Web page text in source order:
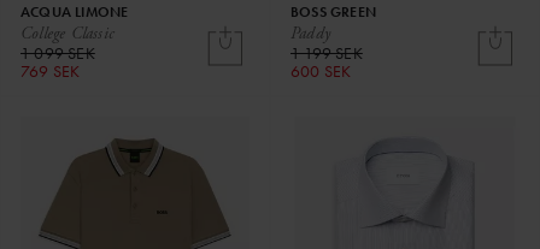
College Classic
ACQUA LIMONE
1 099 SEK
769 SEK
Paddy
BOSS GREEN
1 199 SEK
600 SEK